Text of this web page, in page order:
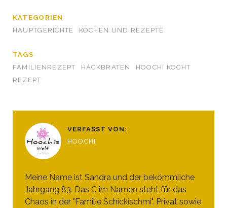
KATEGORIEN
HAUPTGERICHTE
KOCHEN UND REZEPTE
TAGS
FAMILIENREZEPT
HACKBRATEN
HOOCHI KOCHT
REZEPT
VERFASST VON:
HOOCHI
Meine Name ist Sandra und der bekömmliche
Jahrgang 83. Das C im Namen steht für das
Chaos in der "Familie Schickischmi". Privat sowie